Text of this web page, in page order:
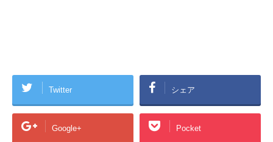
Twitter シェア
Google+ Pocket